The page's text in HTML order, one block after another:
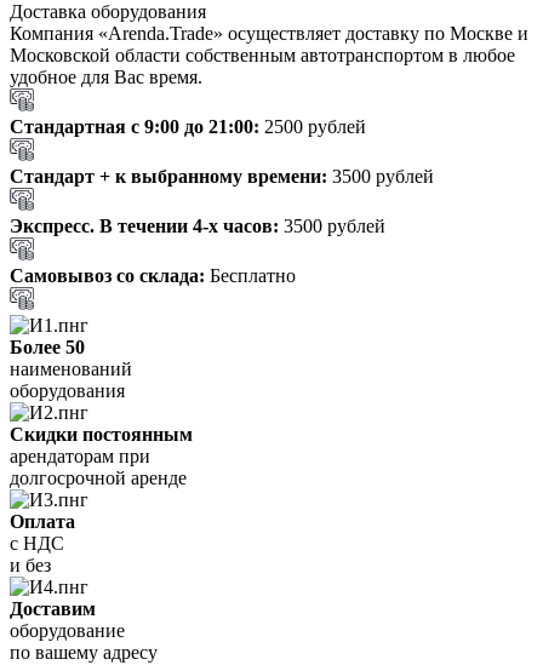
Доставка оборудования
Компания «Arenda.Trade» осуществляет доставку по Москве и
Московской области собственным автотранспортом в любое
удобное для Вас время.
Стандартная с 9:00 до 21:00: 2500 рублей
Стандарт + к выбранному времени: 3500 рублей
Экспресс. В течении 4-х часов: 3500 рублей
Самовывоз со склада: Бесплатно
Более 50
наименований
оборудования
Скидки постоянным
арендаторам при
долгосрочной аренде
Оплата
с НДС
и без
Доставим
оборудование
по вашему адресу